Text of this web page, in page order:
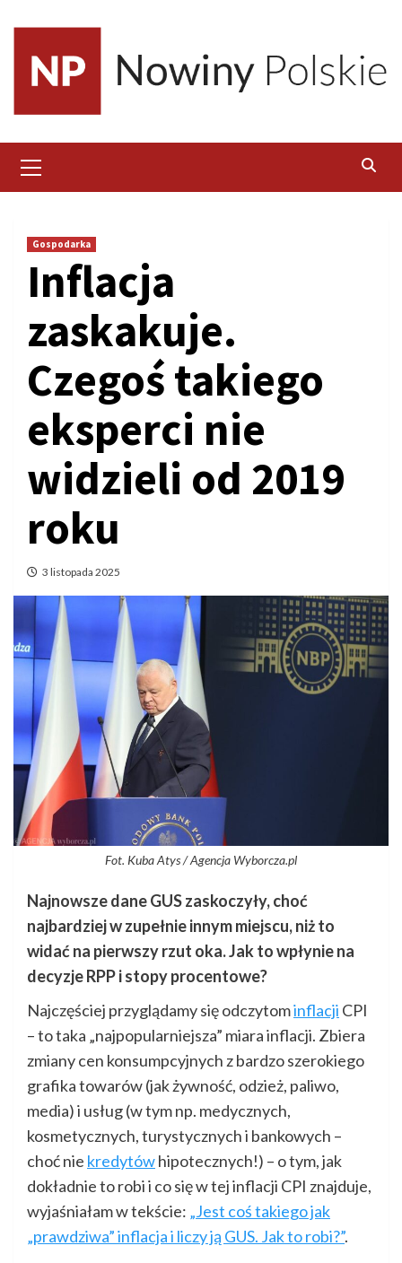
content
Menu
Gospodarka
Inflacja
zaskakuje.
Czegoś takiego
eksperci nie
widzieli od 2019
roku
3 listopada 2025
Fot. Kuba Atys / Agencja Wyborcza.pl
Najnowsze dane GUS zaskoczyły, choć
najbardziej w zupełnie innym miejscu, niż to
widać na pierwszy rzut oka. Jak to wpłynie na
decyzje RPP i stopy procentowe?
Najczęściej przyglądamy się odczytominflacji CPI
– to taka „najpopularniejsza” miara inflacji. Zbiera
zmiany cen konsumpcyjnych z bardzo szerokiego
grafika towarów (jak żywność, odzież, paliwo,
media) i usług (w tym np. medycznych,
kosmetycznych, turystycznych i bankowych –
choć nie kredytówhipotecznych!) – o tym, jak
dokładnie to robi i co się w tej inflacji CPI znajduje,
wyjaśniałam w tekście: „Jest coś takiego jak
„prawdziwa” inflacja i liczy ją GUS. Jak to robi?”.